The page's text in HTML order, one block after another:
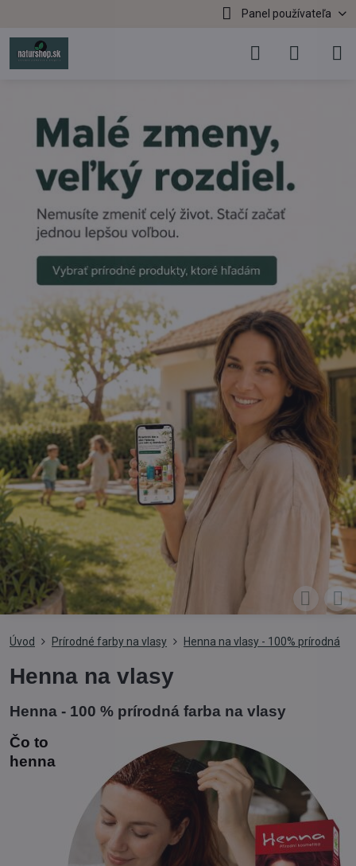
Panel používateľa
Úvod Prírodné farby na vlasy Henna na vlasy - 100% prírodná
Henna na vlasy
Henna - 100 % prírodná farba na vlasy
Čo to
henna